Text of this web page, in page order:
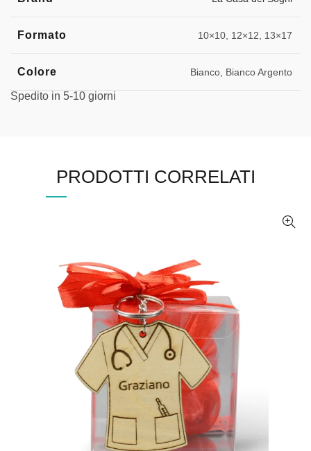
Formato 10×10, 12×12, 13×17
Colore Bianco, Bianco Argento
Spedito in 5-10 giorni
PRODOTTI CORRELATI